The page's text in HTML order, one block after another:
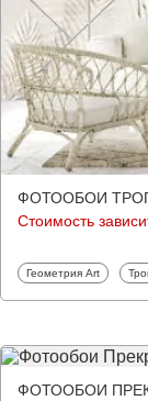
ФОТООБОИ
Стоимость
Фотообои
Геометрия Art
ФОТООБОИ